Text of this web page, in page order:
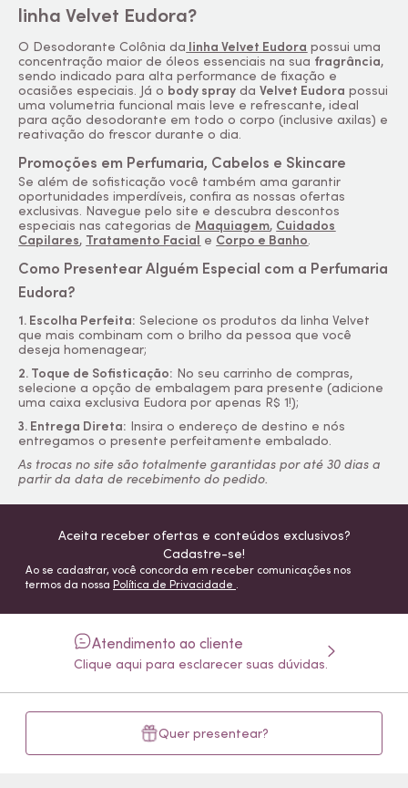
linha Velvet Eudora?
O Desodorante Colônia da linha Velvet Eudora possui uma
concentração maior de óleos essenciais na sua fragrância,
sendo indicado para alta performance de fixação e
ocasiões especiais. Já o body spray daVelvet Eudora possui
uma volumetria funcional mais leve e refrescante, ideal
para ação desodorante em todo o corpo (inclusive axilas) e
reativação do frescor durante o dia.
Promoções em Perfumaria, Cabelos e Skincare
Se além de sofisticação você também ama garantir
oportunidades imperdíveis, confira as nossas ofertas
exclusivas. Navegue pelo site e descubra descontos
especiais nas categorias deMaquiagem, Cuidados
Capilares, Tratamento Facial e Corpo e Banho.
Como Presentear Alguém Especial com a Perfumaria
Eudora?
1. Escolha Perfeita: Selecione os produtos da linha Velvet
que mais combinam com o brilho da pessoa que você
deseja homenagear;
2. Toque de Sofisticação: No seu carrinho de compras,
selecione a opção de embalagem para presente (adicione
uma caixa exclusiva Eudora por apenas R$ 1!);
3. Entrega Direta: Insira o endereço de destino e nós
entregamos o presente perfeitamente embalado.
As trocas no site são totalmente garantidas por até 30 dias a
partir da data de recebimento do pedido.
Aceita receber ofertas e conteúdos exclusivos?
Cadastre-se!
Ao se cadastrar, você concorda em receber comunicações nos
termos da nossa Política de Privacidade .
Atendimento ao cliente
Clique aqui para esclarecer suas dúvidas.
Quer presentear?